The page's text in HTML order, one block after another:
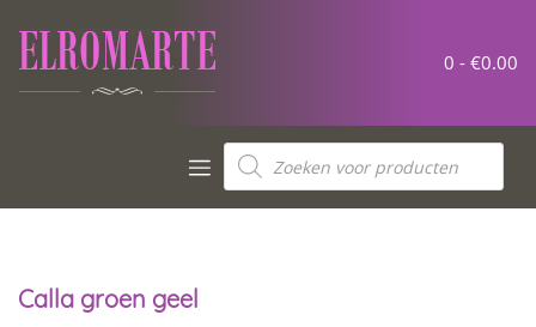
naar
inhoud
0 - €0.00
Producten
zoeken
Calla groen geel